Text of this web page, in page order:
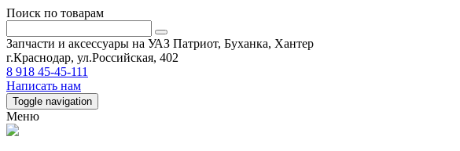
Поиск по товарам
Запчасти и аксессуары на УАЗ Патриот, Буханка, Хантер
г.Краснодар, ул.Российская, 402
8 918 45-45-111
Написать нам
Toggle navigation
Меню